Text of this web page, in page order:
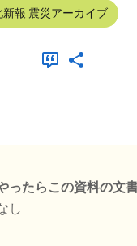
新報 震災アーカイブ
ったらこの資料の文
し